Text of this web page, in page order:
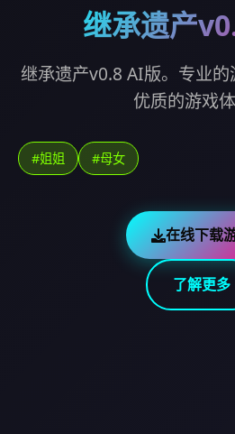
继承遗产
继承遗产v0.8 AI版。专业
优质的游戏体
#姐姐 #母女
在线下载
了解更多